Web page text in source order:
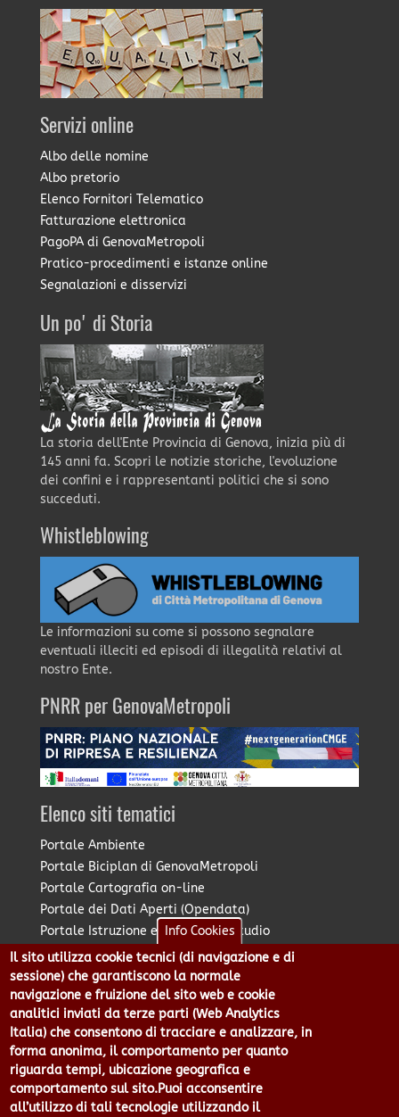
Servizi online
Albo delle nomine
Albo pretorio
Elenco Fornitori Telematico
Fatturazione elettronica
PagoPA di GenovaMetropoli
Pratico-procedimenti e istanze online
Segnalazioni e disservizi
Un po' di Storia
La storia dell'Ente Provincia di Genova, inizia più di
145 anni fa. Scopri le notizie storiche, l'evoluzione
dei confini e i rappresentanti politici che si sono
succeduti.
Whistleblowing
Le informazioni su come si possono segnalare
eventuali illeciti ed episodi di illegalità relativi al
nostro Ente.
PNRR per GenovaMetropoli
Elenco siti tematici
Portale Ambiente
Portale Biciplan di GenovaMetropoli
Portale Cartografia on-line
Portale dei Dati Aperti (Opendata)
Portale Istruzione e Diritto allo Studio
Portale Marketing Territoriale
Portale Piano Strategico Metropolitano
Portale PUMS di GenovaMetropoli
Portale Stazione Unica Appaltante
Pratico: procedimenti e istanze online
Città Metropolitana di Genova - Piazzale Mazzini 2 -16122 -
Info Cookies
Il sito utilizza cookie tecnici (di navigazione e di
sessione) che garantiscono la normale
navigazione e fruizione del sito web e cookie
analitici inviati da terze parti (Web Analytics
Italia) che consentono di tracciare e analizzare, in
forma anonima, il comportamento per quanto
riguarda tempi, ubicazione geografica e
comportamento sul sito.Puoi acconsentire
all’utilizzo di tali tecnologie utilizzando il